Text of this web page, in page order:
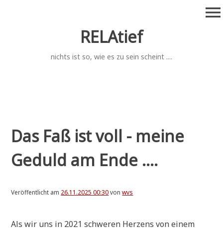
RELAtief
nichts ist so, wie es zu sein scheint ....
menu
Das Faß ist voll - meine
Geduld am Ende ....
Veröffentlicht am 26.11.2025 00:30vonwvs
Als wir uns in 2021 schwe­ren Her­zens von einem